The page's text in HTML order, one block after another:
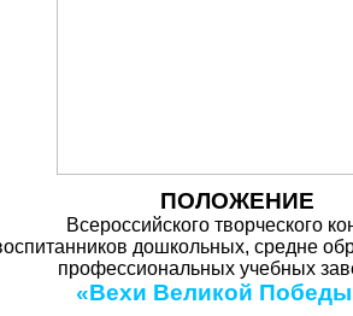
ПОЛОЖЕНИЕ
Всероссийского творческого
дошкольных, средне
профессиональных учебных
«Вехи Великой